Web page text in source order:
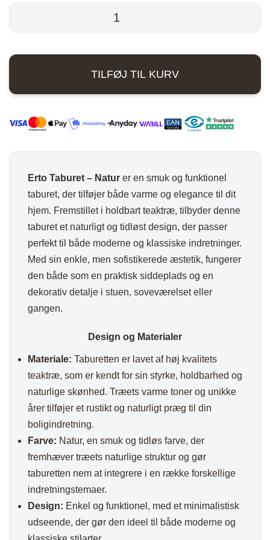
655,00 kr..470,00 kr..
Natur
TILFØJ TIL KURV
Erto Taburet – Natur er en smuk og funktionel
taburet, der tilføjer både varme og elegance til dit
hjem. Fremstillet i holdbart teaktræ, tilbyder denne
taburet et naturligt og tidløst design, der passer
perfekt til både moderne og klassiske indretninger.
Med sin enkle, men sofistikerede æstetik, fungerer
den både som en praktisk siddeplads og en
dekorativ detalje i stuen, soveværelset eller
gangen.
Design og Materialer
Materiale: Taburetten er lavet af høj kvalitets
teaktræ, som er kendt for sin styrke, holdbarhed og
naturlige skønhed. Træets varme toner og unikke
årer tilføjer et rustikt og naturligt præg til din
boligindretning.
Farve: Natur, en smuk og tidløs farve, der
fremhæver træets naturlige struktur og gør
taburetten nem at integrere i en række forskellige
indretningstemaer.
Design: Enkel og funktionel, med et minimalistisk
udseende, der gør den ideel til både moderne og